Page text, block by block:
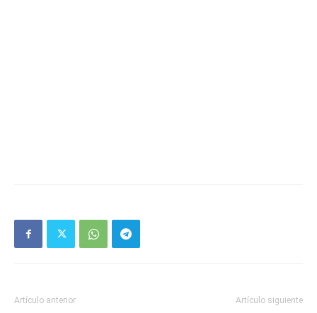
Artículo anterior Artículo siguiente